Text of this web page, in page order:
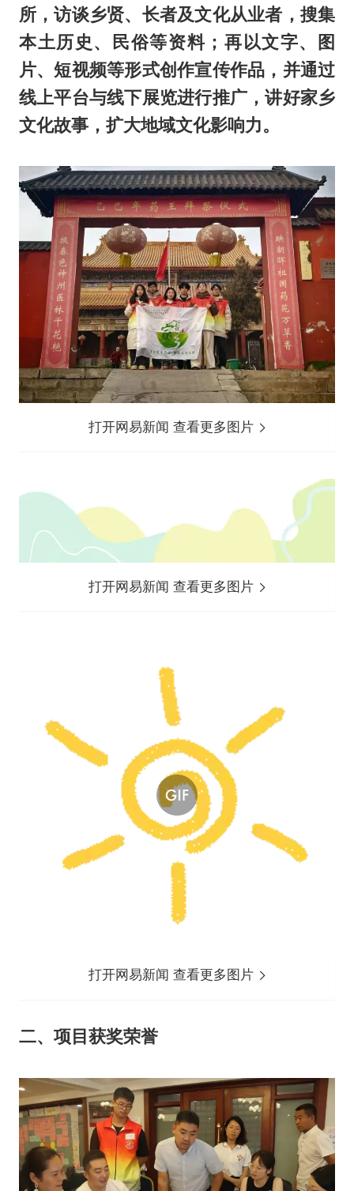
所，访谈乡贤、长者及文化从业者，搜集
本土历史、民俗等资料；再以文字、图
片、短视频等形式创作宣传作品，并通过
线上平台与线下展览进行推广，讲好家乡
文化故事，扩大地域文化影响力。
打开网易新闻 查看更多图片
打开网易新闻 查看更多图片
打开网易新闻 查看更多图片
二、项目获奖荣誉